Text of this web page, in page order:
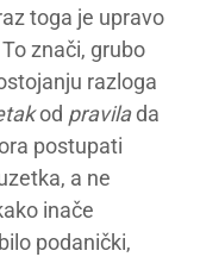
toga je upravo
znači, grubo
razloga
od pravilada
postupati
a ne
inače
podanički,